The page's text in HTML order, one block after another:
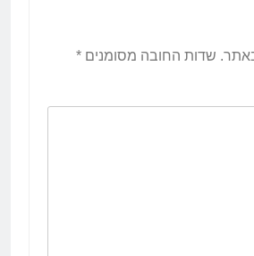
שדות החובה מסומנים *